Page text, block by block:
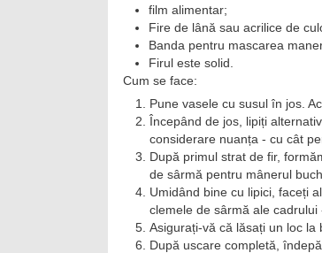
film alimentar;
Fire de lână sau acrilice de
Banda pentru mascarea
Firul este solid.
Cum se face:
Pune vasele cu susul în jos.
Începând de jos, lipiți
considerare nuanța - cu cât
După primul strat de fir,
de sârmă pentru mânerul
Umidând bine cu lipici, faceți
clemele de sârmă ale
Asigurați-vă că lăsați un loc la
După uscare completă,